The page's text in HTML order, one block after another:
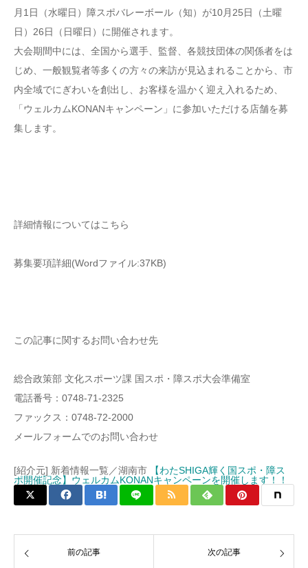
月1日（水曜日）障スポバレーボール（知）が10月25日（土曜
日）26日（日曜日）に開催されます。
大会期間中には、全国から選手、監督、各競技団体の関係者をは
じめ、一般観覧者等多くの方々の来訪が見込まれることから、市
内全域でにぎわいを創出し、お客様を温かく迎え入れるため、
「ウェルカムKONANキャンペーン」に参加いただける店舗を募
集します。
詳細情報についてはこちら
募集要項詳細(Wordファイル:37KB)
この記事に関するお問い合わせ先
総合政策部 文化スポーツ課 国スポ・障スポ大会準備室
電話番号：0748-71-2325
ファックス：0748-72-2000
メールフォームでのお問い合わせ
[紹介元] 新着情報一覧／湖南市
【わたSHIGA輝く国スポ・障ス
ポ開催記念】ウェルカムKONANキャンペーンを開催します！！
前の記事 次の記事